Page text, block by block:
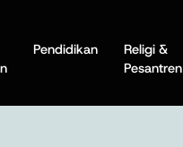
Pendidikan
Religi &
Pesantren